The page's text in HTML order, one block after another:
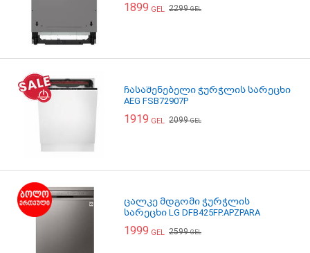
1899 GEL 2299GEL
ჩასაშენებელი ჭურჭლის სარეცხი
AEG FSB72907P
1919 GEL 2099GEL
ცალკე მდგომი ჭურჭლის
სარეცხი LG DFB425FP.APZPARA
1999 GEL 2599GEL